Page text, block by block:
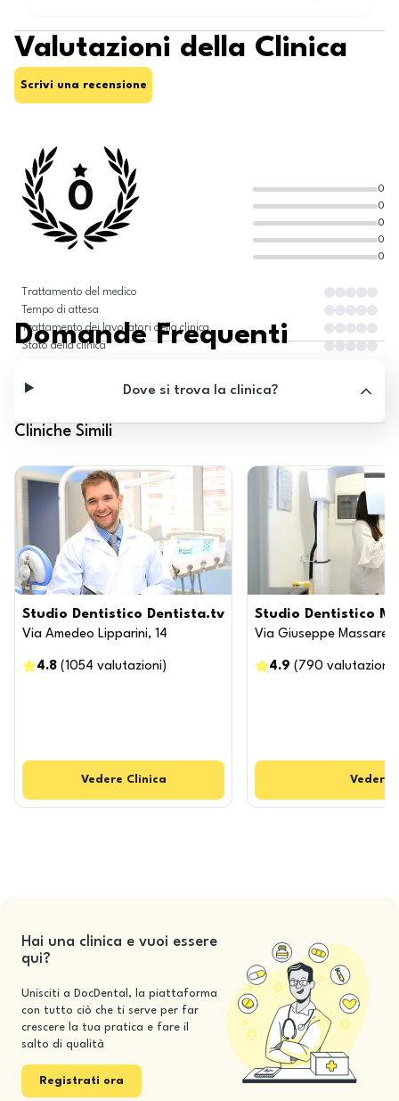
Valutazioni della Clinica
Scrivi una recensione
0
0
0
0
0
0
Trattamento del medico
Tempo di attesa
Trattamento dei lavoratori della clinica
Stato della clinica
Domande Frequenti
Dove si trova la clinica?
Cliniche Simili
Studio Dentistico Dentista.tv
Via Amedeo Lipparini, 14
4.8 (1054 valutazioni )
Vedere Clinica
Studio Dentistico
Via Giuseppe
4.9 ( 790 valutazioni
Vedere
Hai una clinica e vuoi essere
qui?
Unisciti a DocDental, la piattaforma
con tutto ciò che ti serve per far
crescere la tua pratica e fare il
salto di qualità
Registrati ora